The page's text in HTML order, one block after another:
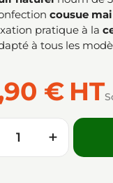
cousue
pratique à la
à tous les
€ HT
+